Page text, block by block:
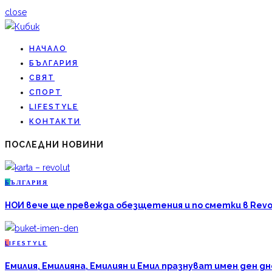
close
НАЧАЛО
БЪЛГАРИЯ
СВЯТ
СПОРТ
LIFESTYLE
КОНТАКТИ
ПОСЛЕДНИ НОВИНИ
Б ЪЛГАРИЯ
НОИ вече ще превежда обезщетения и по сметки в
L IFESTYLE
Емилия, Емилияна, Емилиян и Емил празнуват имен ден